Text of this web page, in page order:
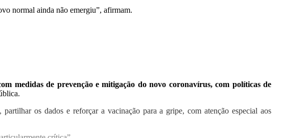
normal ainda não emergiu”, afirmam.
medidas de prevenção e mitigação do novo coronavírus, com políticas de
os dados e reforçar a vacinação para a gripe, com atenção especial aos